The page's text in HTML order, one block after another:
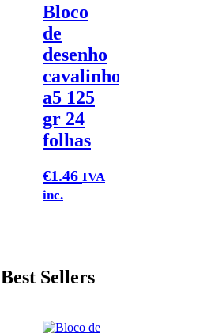
Bloco
de
desenho
cavalinho
a5 125
gr 24
folhas
€1.46 IVA
inc.
Best Sellers